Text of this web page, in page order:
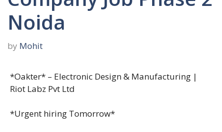
Noida
by Mohit
*Oakter* – Electronic Design & Manufacturing |
Riot Labz Pvt Ltd
*Urgent hiring Tomorrow*